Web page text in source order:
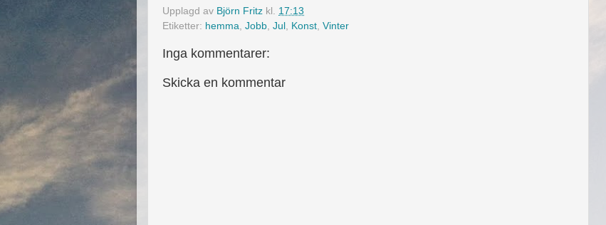
Upplagd av Björn Fritz kl. 17:13
Etiketter: hemma Jobb Jul Konst Vinter
Inga kommentarer:
Skicka en kommentar